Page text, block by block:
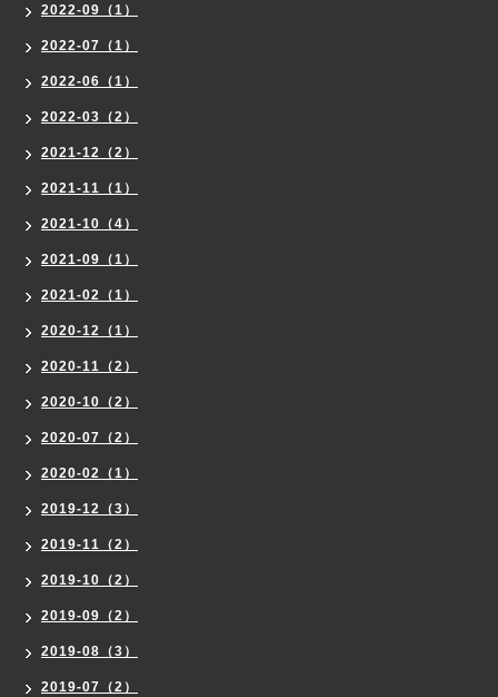
2022-09（1）
2022-07（1）
2022-06（1）
2022-03（2）
2021-12（2）
2021-11（1）
2021-10（4）
2021-09（1）
2021-02（1）
2020-12（1）
2020-11（2）
2020-10（2）
2020-07（2）
2020-02（1）
2019-12（3）
2019-11（2）
2019-10（2）
2019-09（2）
2019-08（3）
2019-07（2）